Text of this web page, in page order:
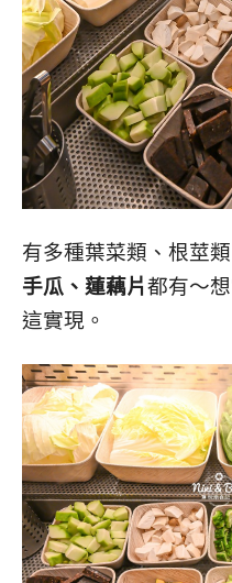
有多種葉菜類、根莖
手瓜、蓮藕片都有～
這實現。